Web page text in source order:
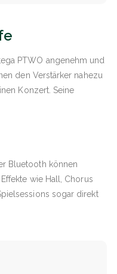
PTWO angenehm und
den Verstärker nahezu
Konzert. Seine
Bluetooth können
wie Hall, Chorus
sogar direkt